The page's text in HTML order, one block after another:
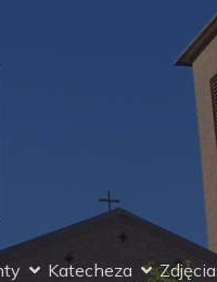
Katecheza Zdjęcia